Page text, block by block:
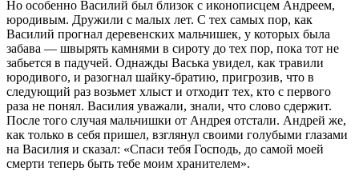
Но особенно Василий был близок с иконописцем Андреем,
юродивым. Дружили с малых лет. С тех самых пор, как
Василий прогнал деревенских мальчишек, у которых была
забава — швырять камнями в сироту до тех пор, пока тот не
забьется в падучей. Однажды Васька увидел, как травили
юродивого, и разогнал шайку-братию, пригрозив, что в
следующий раз возьмет хлыст и отходит тех, кто с первого
раза не понял. Василия уважали, знали, что слово сдержит.
После того случая мальчишки от Андрея отстали. Андрей же,
как только в себя пришел, взглянул своими голубыми глазами
на Василия и сказал: «Спаси тебя Господь, до самой моей
смерти теперь быть тебе моим хранителем».